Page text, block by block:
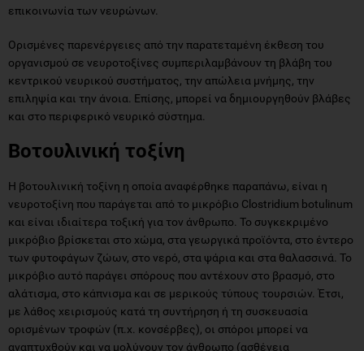
επικοινωνία των νευρώνων.
Ορισμένες παρενέργειες από την παρατεταμένη έκθεση του
οργανισμού σε νευροτοξίνες συμπεριλαμβάνουν τη βλάβη του
κεντρικού νευρικού συστήματος, την απώλεια μνήμης, την
επιληψία και την άνοια. Επίσης, μπορεί να δημιουργηθούν βλάβες
και στο περιφερικό νευρικό σύστημα.
Βοτουλινική τοξίνη
Η βοτουλινική τοξίνη η οποία αναφέρθηκε παραπάνω, είναι η
νευροτοξίνη που παράγεται από το μικρόβιο Clostridium botulinum
και είναι ιδιαίτερα τοξική για τον άνθρωπο. Το συγκεκριμένο
μικρόβιο βρίσκεται στο χώμα, στα γεωργικά προϊόντα, στο έντερο
των φυτοφάγων ζώων, στο νερό, στα ψάρια και στα θαλασσινά. Το
μικρόβιο αυτό παράγει σπόρους που αντέχουν στο βρασμό, στο
αλάτισμα, στο κάπνισμα και σε μερικούς τύπους τουρσιών. Έτσι,
με λάθος χειρισμούς κατά τη συντήρηση ή τη συσκευασία
ορισμένων τροφών (π.χ. κονσέρβες), οι σπόροι μπορεί να
αναπτυχθούν και να μολύνουν τον άνθρωπο (ασθένεια